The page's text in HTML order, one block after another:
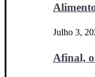
Julho 3,
Afinal, o